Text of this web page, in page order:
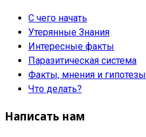
С чего начать
Утерянные Знания
Интересные факты
Паразитическая система
Факты, мнения и гипотезы
Что делать?
Написать нам